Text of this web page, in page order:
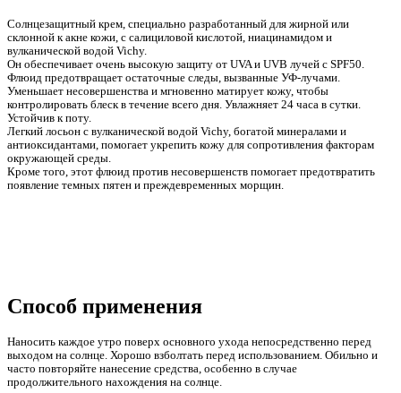
Солнцезащитный крем, специально разработанный для жирной или
склонной к акне кожи, с салициловой кислотой, ниацинамидом и
вулканической водой Vichy.
Он обеспечивает очень высокую защиту от UVA и UVB лучей с SPF50.
Флюид предотвращает остаточные следы, вызванные УФ-лучами.
Уменьшает несовершенства и мгновенно матирует кожу, чтобы
контролировать блеск в течение всего дня. Увлажняет 24 часа в сутки.
Устойчив к поту.
Легкий лосьон с вулканической водой Vichy, богатой минералами и
антиоксидантами, помогает укрепить кожу для сопротивления факторам
окружающей среды.
Кроме того, этот флюид против несовершенств помогает предотвратить
появление темных пятен и преждевременных морщин.
Способ применения
Наносить каждое утро поверх основного ухода непосредственно перед
выходом на солнце. Хорошо взболтать перед использованием. Обильно и
часто повторяйте нанесение средства, особенно в случае
продолжительного нахождения на солнце.